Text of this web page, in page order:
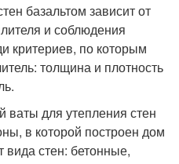
базальтом зависит от
и соблюдения
критериев, по которым
толщина и плотность
для утепления стен
в которой построен дом
вида стен: бетонные,